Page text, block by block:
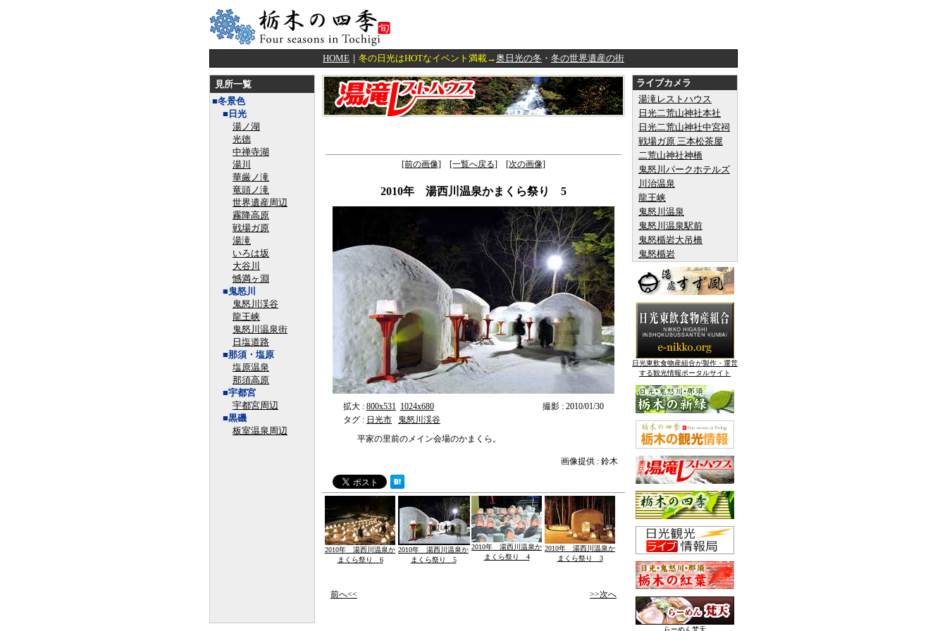
HOME ｜ 冬の日光はHOTなイベント満載→奥日光の冬 ・ 冬の世界遺産の街
見所一覧
■冬景色
■日光
湯ノ湖
光徳
中禅寺湖
湯川
華厳ノ滝
竜頭ノ滝
世界遺産周辺
霧降高原
戦場ガ原
湯滝
いろは坂
大谷川
憾満ヶ淵
■鬼怒川
鬼怒川渓谷
龍王峡
鬼怒川温泉街
日塩道路
■那須・塩原
塩原温泉
那須高原
■宇都宮
宇都宮周辺
■黒磯
板室温泉周辺
[前の画像] [一覧へ戻る] [次の画像]
2010年 湯西川温泉かまくら祭り 5
拡大 : 800x531 1024x680
撮影 : 2010/01/30
タグ : 日光市
鬼怒川渓谷
平家の里前のメイン会場のかまくら。
画像提供 : 鈴木
2010年 湯西川温泉か
まくら祭り 6
2010年 湯西川温泉か
まくら祭り 5
2010年 湯西川温泉か
まくら祭り 4
2010年 湯西川温泉か
まくら祭り 3
前へ<< >>次へ
ライブカメラ
湯滝レストハウス
日光二荒山神社本社
日光二荒山神社中宮祠
戦場ガ原 三本松茶屋
二荒山神社神橋
鬼怒川パークホテルズ
川治温泉
龍王峡
鬼怒川温泉
鬼怒川温泉駅前
鬼怒楯岩大吊橋
鬼怒楯岩
日光東飲食物産組合が製作・運営
する観光情報ポータルサイト
らーめん梵天